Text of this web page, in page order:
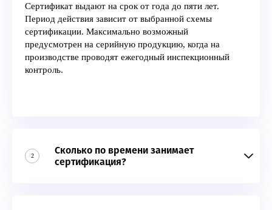
Сертификат выдают на срок от года до пяти лет.
Период действия зависит от выбранной схемы
сертификации. Максимально возможный
предусмотрен на серийную продукцию, когда на
производстве проводят ежегодный инспекционный
контроль.
2
Сколько по времени занимает
сертификация?